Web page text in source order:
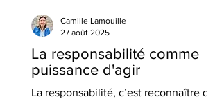
La responsabilité comme
puissance d'agir
La responsabilité, c’est reconnaître que
Camille Lamouille
27 août 2025